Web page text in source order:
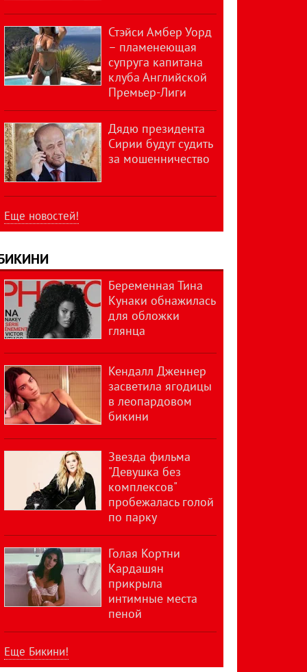
Стэйси Амбер Уорд
– пламенеющая
супруга капитана
клуба Английской
Премьер-Лиги
Дядю президента
Сирии будут судить
за мошенничество
Еще новостей!
Беременная Тина
Кунаки обнажилась
для обложки
глянца
Кендалл Дженнер
засветила ягодицы
в леопардовом
бикини
Звезда фильма
"Девушка без
комплексов"
пробежалась голой
по парку
Голая Кортни
Кардашян
прикрыла
интимные места
пеной
Еще Бикини!